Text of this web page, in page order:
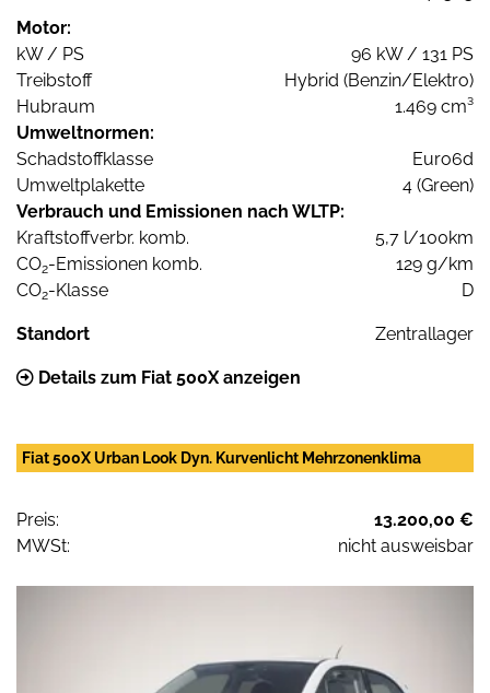
Motor:
kW / PS
96 kW / 131 PS
Treibstoff
Hybrid (Benzin/Elektro)
Hubraum
1.469 cm³
Umweltnormen:
Schadstoffklasse
Euro6d
Umweltplakette
4 (Green)
Verbrauch und Emissionen nach WLTP:
Kraftstoffverbr. komb.
5,7 l/100km
CO2-Emissionen komb.
129 g/km
CO2-Klasse D
Standort Zentrallager
Details zum Fiat 500X anzeigen
Fiat 500X Urban Look Dyn. Kurvenlicht Mehrzonenklima
Preis:
13.200,00 €
MWSt:
nicht ausweisbar